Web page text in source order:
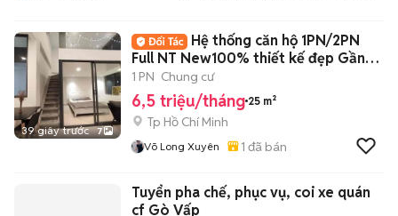
39 giây trước 7
Hệ thống căn hộ 1PN/2PN
Full NT New100% thiết kế đẹp Gần
Q4_Q1_Q5
1 PN Chung cư
6,5 triệu/tháng 25 m²
Tp Hồ Chí Minh
Võ Long Xuyên 1 đã bán
Tuyển pha chế, phục vụ, coi xe quán
cf Gò Vấp